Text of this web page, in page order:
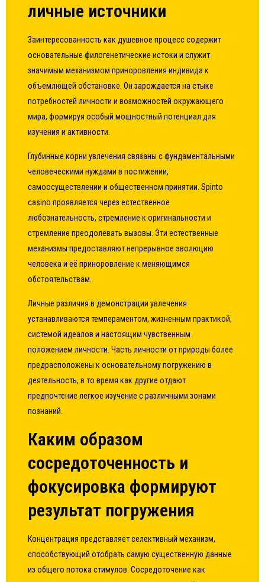
личные источники
Заинтересованность как душевное процесс содержит
основательные филогенетические истоки и служит
значимым механизмом приноровления индивида к
объемлющей обстановке. Он зарождается на стыке
потребностей личности и возможностей окружающего
мира, формируя особый мощностный потенциал для
изучения и активности.
Глубинные корни увлечения связаны с фундаментальными
человеческими нуждами в постижении,
самоосуществлении и общественном принятии. Spinto
casino проявляется через естественное
любознательность, стремление к оригинальности и
стремление преодолевать вызовы. Эти естественные
механизмы предоставляют непрерывное эволюцию
человека и её приноровление к меняющимся
обстоятельствам.
Личные различия в демонстрации увлечения
устанавливаются темпераментом, жизненным практикой,
системой идеалов и настоящим чувственным
положением личности. Часть личности от природы более
предрасположены к основательному погружению в
деятельность, в то время как другие отдают
предпочтение легкое изучение с различными зонами
познаний.
Каким образом
сосредоточенность и
фокусировка формируют
результат погружения
Концентрация представляет селективный механизм,
способствующий отобрать самую существенную данные
из общего потока стимулов. Сосредоточение как